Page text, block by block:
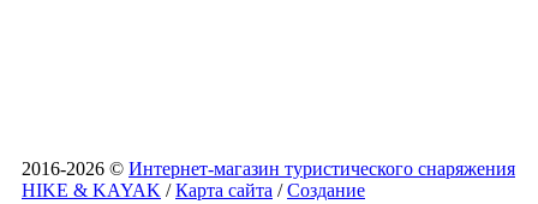
2016-2026 © Интернет-магазин туристического снаряжения
HIKE & KAYAK /Карта сайта /Создание